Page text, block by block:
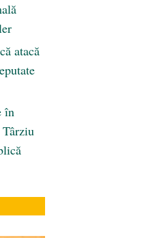
atacă
în